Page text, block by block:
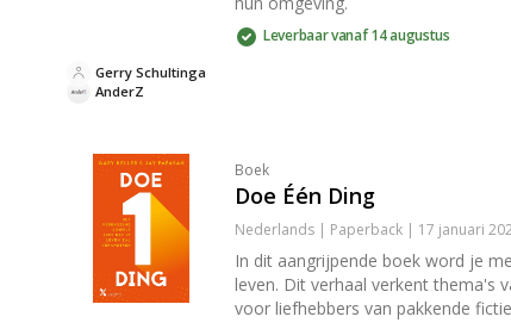
Leverbaar vanaf 14 augustus
AnderZ
Gerry Schultinga
Boek
Doe Één Ding
Nederlands | Paperback | 17 januari
In dit aangrijpende boek word je
leven. Dit verhaal verkent thema's
voor liefhebbers van pakkende